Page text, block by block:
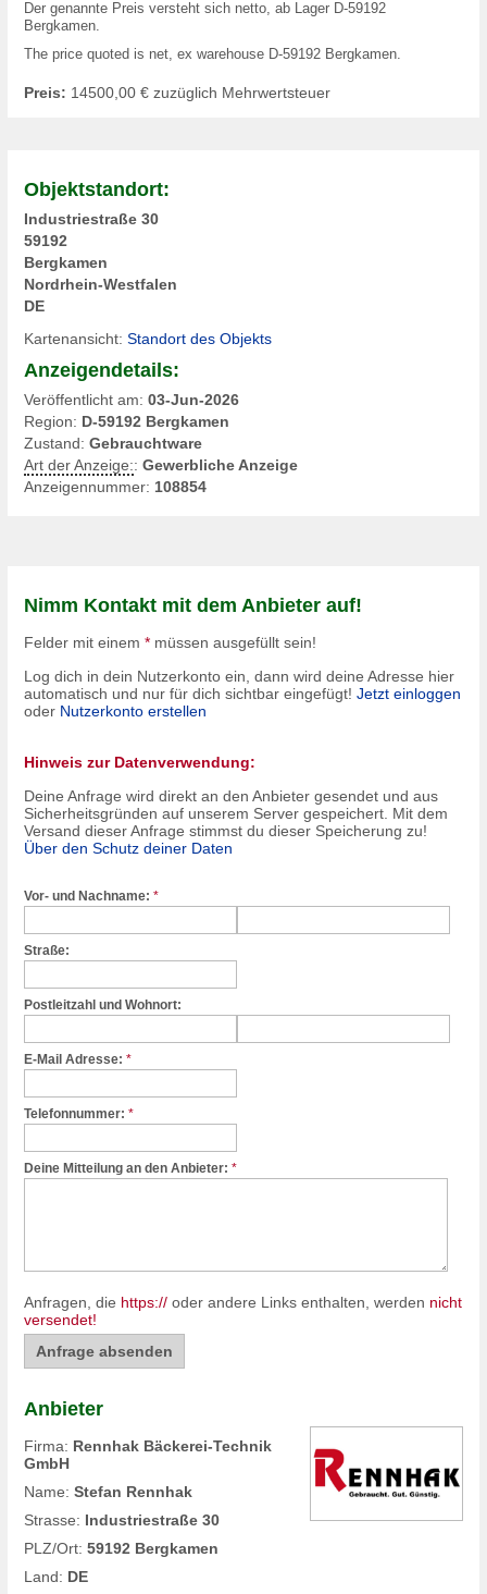
Der genannte Preis versteht sich netto, ab Lager D-59192
Bergkamen.
The price quoted is net, ex warehouse D-59192 Bergkamen.
Preis: 14500,00 € zuzüglich Mehrwertsteuer
Objektstandort:
Industriestraße 30
59192
Bergkamen
Nordrhein-Westfalen
DE
Kartenansicht: Standort des Objekts
Anzeigendetails:
Veröffentlicht am: 03-Jun-2026
Region: D-59192 Bergkamen
Zustand: Gebrauchtware
Art der Anzeige:: Gewerbliche Anzeige
Anzeigennummer: 108854
Nimm Kontakt mit dem Anbieter auf!
Felder mit einem * müssen ausgefüllt sein!
Log dich in dein Nutzerkonto ein, dann wird deine Adresse hier
automatisch und nur für dich sichtbar eingefügt! Jetzt einloggen
oder Nutzerkonto erstellen
Hinweis zur Datenverwendung:
Deine Anfrage wird direkt an den Anbieter gesendet und aus
Sicherheitsgründen auf unserem Server gespeichert. Mit dem
Versand dieser Anfrage stimmst du dieser Speicherung zu!
Über den Schutz deiner Daten
Vor- und Nachname: *
Straße:
Postleitzahl und Wohnort:
E-Mail Adresse: *
Telefonnummer: *
Deine Mitteilung an den Anbieter: *
Anfragen, die https:// oder andere Links enthalten, werden nicht
versendet!
Anbieter
Firma: Rennhak Bäckerei-Technik
GmbH
Name: Stefan Rennhak
Strasse: Industriestraße 30
PLZ/Ort: 59192 Bergkamen
Land: DE